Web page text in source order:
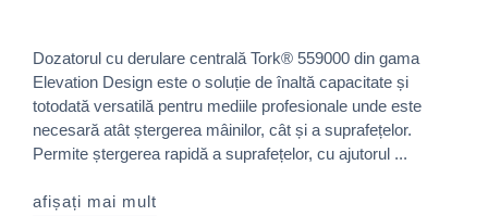
Dozatorul cu derulare centrală Tork® 559000 din gama
Elevation Design este o soluție de înaltă capacitate și
totodată versatilă pentru mediile profesionale unde este
necesară atât ștergerea mâinilor, cât și a suprafețelor.
Permite ștergerea rapidă a suprafețelor, cu ajutorul ...
afișați mai mult